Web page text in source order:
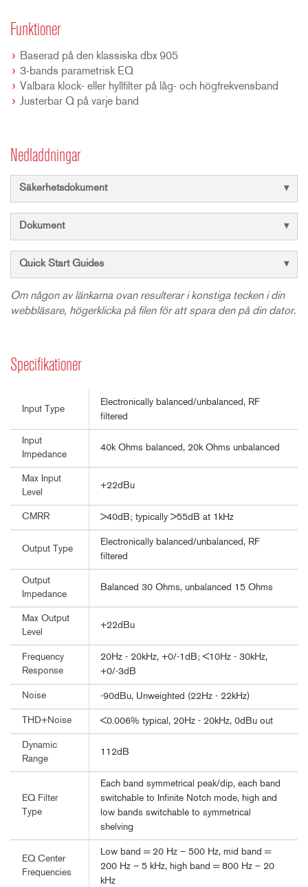
Funktioner
Baserad på den klassiska dbx 905
3-bands parametrisk EQ
Valbara klock- eller hyllfilter på låg- och högfrekvensband
Justerbar Q på varje band
Nedladdningar
Säkerhetsdokument
Dokument
Quick Start Guides
Om någon av länkarna ovan resulterar i konstiga tecken i din
webbläsare, högerklicka på filen för att spara den på din dator.
Specifikationer
Input Type
Electronically balanced/unbalanced, RF
filtered
Input
Impedance
40k Ohms balanced, 20k Ohms unbalanced
Max Input
Level
+22dBu
CMRR >40dB; typically >55dB at 1kHz
Output Type
Electronically balanced/unbalanced, RF
filtered
Output
Impedance
Balanced 30 Ohms, unbalanced 15 Ohms
Max Output
Level
+22dBu
Frequency
Response
20Hz - 20kHz, +0/-1dB; <10Hz - 30kHz,
+0/-3dB
Noise -90dBu, Unweighted (22Hz - 22kHz)
THD+Noise <0.006% typical, 20Hz - 20kHz, 0dBu out
Dynamic
Range
112dB
EQ Filter
Type
Each band symmetrical peak/dip, each band
switchable to Infinite Notch mode, high and
low bands switchable to symmetrical
shelving
EQ Center
Frequencies
Low band = 20 Hz – 500 Hz, mid band =
200 Hz – 5 kHz, high band = 800 Hz – 20
kHz